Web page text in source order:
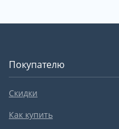
Покупателю
Скидки
Как купить